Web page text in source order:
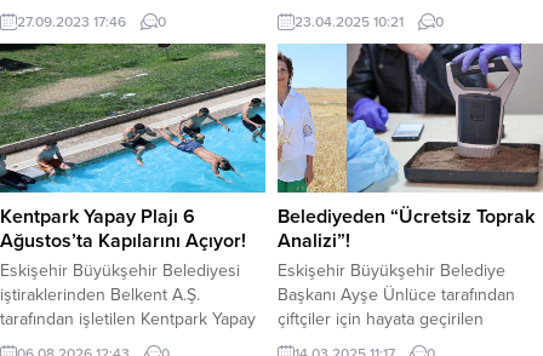
Tarlada Fıstık Hasadı şenliği
düzenledi. Fıstık hasadına katılan
Büyükşehir Belediye Başkanı
Zeynel Abidin Beyazgül, “
Dünya’da fıstığın başkenti
Şanlıurfa’dır” Bu lezzetleri tatmak
isteyen herkesi Şanlıurfa’ya davet
ediyorum” dedi.Türkiyede fıstık
üretiminin yüzde 50’den fazlasının
gerçekleştirildiği Şanlıurfa’da
çiftçiler ürünlerini hasat etmek için
kolları sıvadı....
27.09.2023 17:46 0
etkisiyle yükselişe geçen altın’da
son durum nedir? Güvenli liman
altın ÇİN-ABD gerginliğiyle tarihi
zirveyi görmüştü. ABD Başkanı
Donald Trump’ın ek gümrük
vergilerinin düşürülebileceği
açıklaması piyasayı rahatlattı.
Uluslararası piyasaların
rahatlamasıyla altında bir miktar geri
çekilme...
23.04.2025 10:21 0
Kentpark Yapay Plajı 6
Ağustos’ta Kapılarını Açıyor!
Eskişehir Büyükşehir Belediyesi
iştiraklerinden Belkent A.Ş.
tarafından işletilen Kentpark Yapay
Plajı ve Olimpik Yüzme Havuzu,
Belediyeden “Ücretsiz Toprak
Analizi”!
Eskişehir Büyükşehir Belediye
Başkanı Ayşe Ünlüce tarafından
çiftçiler için hayata geçirilen
“Ücretsiz Toprak Analizi” projesi